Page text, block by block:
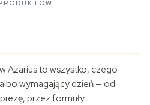
Azarius to wszystko, czego
wymagający dzień — od
przez formuły